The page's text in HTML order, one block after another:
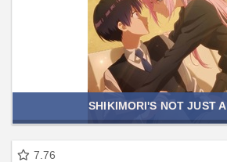
SHIKIMORI'S NOT JUST
7.76